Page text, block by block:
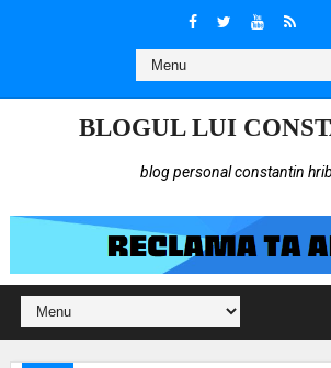
BLOGUL LUI
blog personal constantin